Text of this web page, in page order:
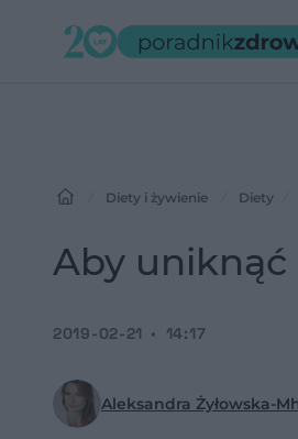
Diety i żywienie Diety
Aby uniknąć
Aleksandra Żyłowska-
2019-02-21 14:17